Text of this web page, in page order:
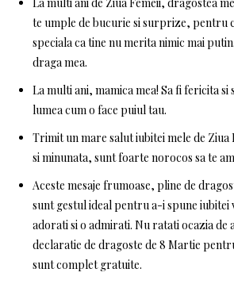
te umple de bucurie si surprize, pentru
speciala ca tine nu merita nimic mai
draga mea.
La multi ani, mamica mea! Sa fi fericita si
lumea cum o face puiul tau.
Trimit un mare salut iubitei mele de Ziua
si minunata, sunt foarte norocos sa te
Aceste mesaje frumoase, pline de
sunt gestul ideal pentru a-i spune iubitei
adorati si o admirati. Nu ratati ocazia de
declaratie de dragoste de 8 Martie
sunt complet gratuite.